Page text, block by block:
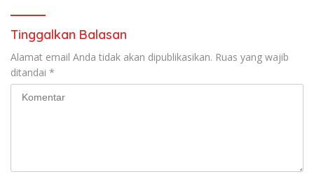
Tinggalkan Balasan
Alamat email Anda tidak akan dipublikasikan. Ruas yang wajib
ditandai *